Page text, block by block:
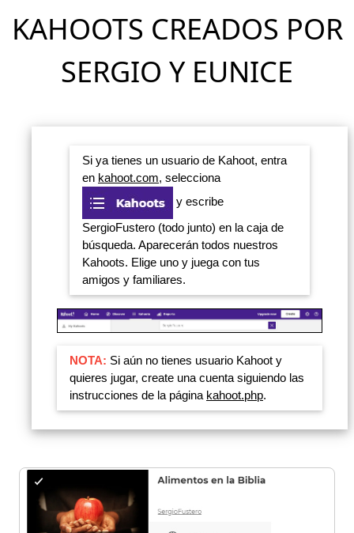
KAHOOTS CREADOS POR
SERGIO Y EUNICE
Si ya tienes un usuario de Kahoot, entra
en kahoot.com, selecciona
y escribe
SergioFustero (todo junto) en la caja de
búsqueda. Aparecerán todos nuestros
Kahoots. Elige uno y juega con tus
amigos y familiares.
NOTA: Si aún no tienes usuario Kahoot y
quieres jugar, create una cuenta siguiendo las
instrucciones de la página kahoot.php.